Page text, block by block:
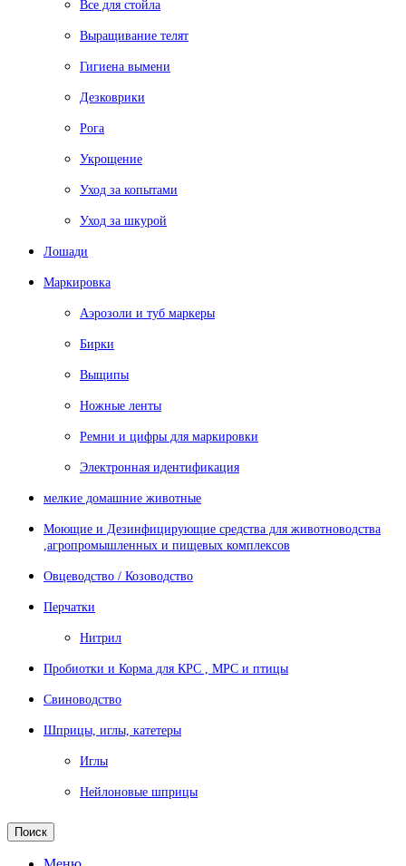
Все для стойла
Выращивание телят
Гигиена вымени
Дезковрики
Рога
Укрощение
Уход за копытами
Уход за шкурой
Лошади
Маркировка
Аэрозоли и туб маркеры
Бирки
Выщипы
Ножные ленты
Ремни и цифры для маркировки
Электронная идентификация
мелкие домашние животные
Моющие и Дезинфицирующие средства для животноводства
,агропромышленных и пищевых комплексов
Овцеводство / Козоводство
Перчатки
Нитрил
Пробиотки и Корма для КРС , МРС и птицы
Свиноводство
Шприцы, иглы, катетеры
Иглы
Нейлоновые шприцы
Поиск